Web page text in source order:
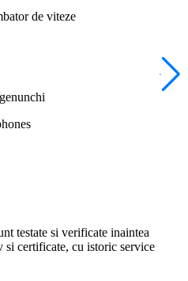
de viteze
testate si verificate inaintea
certificate, cu istoric service